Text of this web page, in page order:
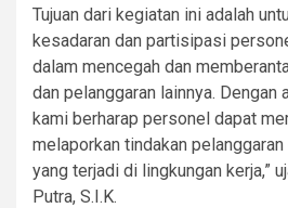
Tujuan dari kegiatan ini adalah
kesadaran dan partisipasi
dalam mencegah dan
dan pelanggaran lainnya.
kami berharap personel dapat
melaporkan tindakan
yang terjadi di lingkungan kerja,”
Putra, S.I.K.